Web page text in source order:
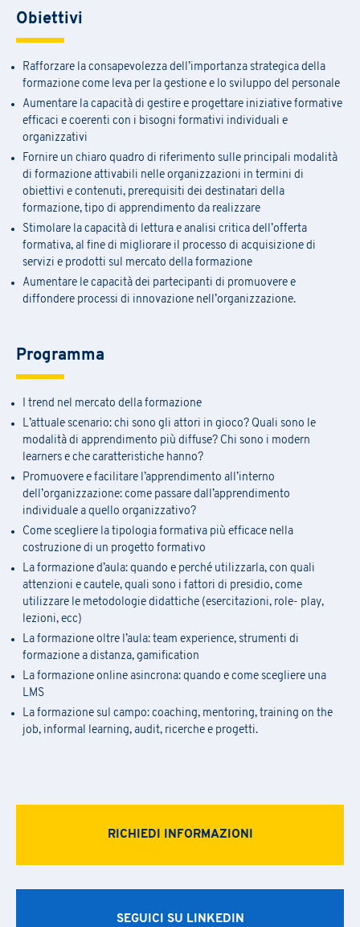
Obiettivi
Rafforzare la consapevolezza dell’importanza strategica della
formazione come leva per la gestione e lo sviluppo del personale
Aumentare la capacità di gestire e progettare iniziative formative
efficaci e coerenti con i bisogni formativi individuali e
organizzativi
Fornire un chiaro quadro di riferimento sulle principali modalità
di formazione attivabili nelle organizzazioni in termini di
obiettivi e contenuti, prerequisiti dei destinatari della
formazione, tipo di apprendimento da realizzare
Stimolare la capacità di lettura e analisi critica dell’offerta
formativa, al fine di migliorare il processo di acquisizione di
servizi e prodotti sul mercato della formazione
Aumentare le capacità dei partecipanti di promuovere e
diffondere processi di innovazione nell’organizzazione.
Programma
I trend nel mercato della formazione
L’attuale scenario: chi sono gli attori in gioco? Quali sono le
modalità di apprendimento più diffuse? Chi sono i modern
learners e che caratteristiche hanno?
Promuovere e facilitare l’apprendimento all’interno
dell’organizzazione: come passare dall’apprendimento
individuale a quello organizzativo?
Come scegliere la tipologia formativa più efficace nella
costruzione di un progetto formativo
La formazione d’aula: quando e perché utilizzarla, con quali
attenzioni e cautele, quali sono i fattori di presidio, come
utilizzare le metodologie didattiche (esercitazioni, role- play,
lezioni, ecc)
La formazione oltre l’aula: team experience, strumenti di
formazione a distanza, gamification
La formazione online asincrona: quando e come scegliere una
LMS
La formazione sul campo: coaching, mentoring, training on the
job, informal learning, audit, ricerche e progetti.
RICHIEDI INFORMAZIONI
SEGUICI SU LINKEDIN
Richiesta Informazioni
Compila ilform per essere ricontattato
Iscrizione Academy
del modulo allegato via mail apraxi.academy@praxi.praxi